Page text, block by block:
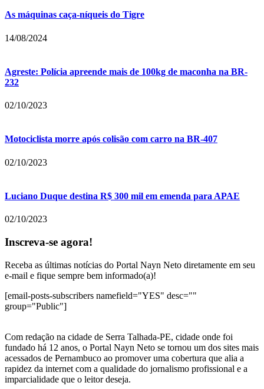
As máquinas caça-níqueis do Tigre
14/08/2024
Agreste: Polícia apreende mais de 100kg de maconha na BR-
232
02/10/2023
Motociclista morre após colisão com carro na BR-407
02/10/2023
Luciano Duque destina R$ 300 mil em emenda para APAE
02/10/2023
Inscreva-se agora!
Receba as últimas notícias do Portal Nayn Neto diretamente em seu
e-mail e fique sempre bem informado(a)!
[email-posts-subscribers namefield="YES" desc=""
group="Public"]
Com redação na cidade de Serra Talhada-PE, cidade onde foi
fundado há 12 anos, o Portal Nayn Neto se tornou um dos sites mais
acessados de Pernambuco ao promover uma cobertura que alia a
rapidez da internet com a qualidade do jornalismo profissional e a
imparcialidade que o leitor deseja.